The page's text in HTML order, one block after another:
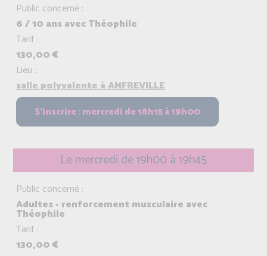
Public concerné :
6 / 10 ans avec Théophile
Tarif :
130,00 €
Lieu :
salle polyvalente à AMFREVILLE
Le mercredi de 19h00 à 19h45
Public concerné :
Adultes - renforcement musculaire avec
Théophile
Tarif :
130,00 €